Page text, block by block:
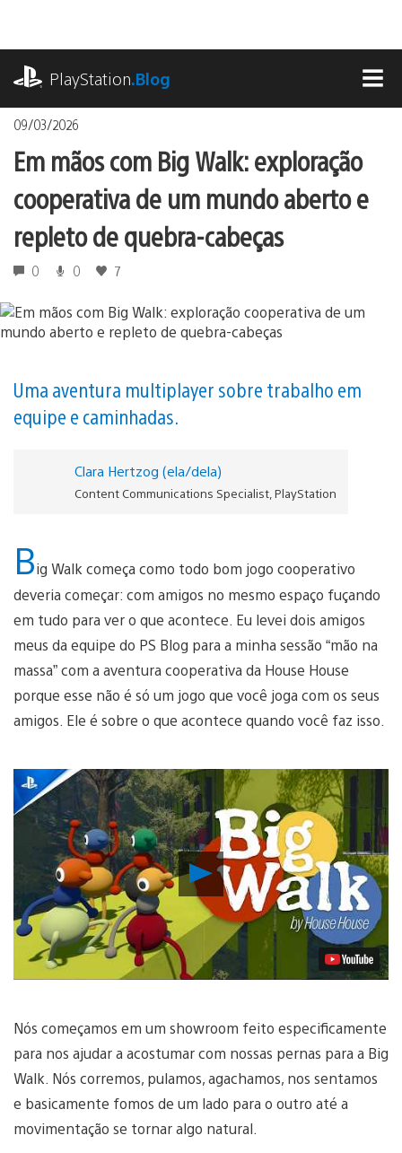
o
conteúdo
PlayStation.Blog
09/03/2026
Em mãos com Big Walk: exploração
cooperativa de um mundo aberto e
repleto de quebra-cabeças
0 0 7
Uma aventura multiplayer sobre trabalho em
equipe e caminhadas.
Clara Hertzog (ela/dela)
Content Communications Specialist, PlayStation
Big Walk começa como todo bom jogo cooperativo
deveria começar: com amigos no mesmo espaço fuçando
em tudo para ver o que acontece. Eu levei dois amigos
meus da equipe do PS Blog para a minha sessão “mão na
massa” com a aventura cooperativa da House House
porque esse não é só um jogo que você joga com os seus
amigos. Ele é sobre o que acontece quando você faz isso.
Reproduzir
Vídeo
Nós começamos em um showroom feito especificamente
para nos ajudar a acostumar com nossas pernas para a Big
Walk. Nós corremos, pulamos, agachamos, nos sentamos
e basicamente fomos de um lado para o outro até a
movimentação se tornar algo natural.